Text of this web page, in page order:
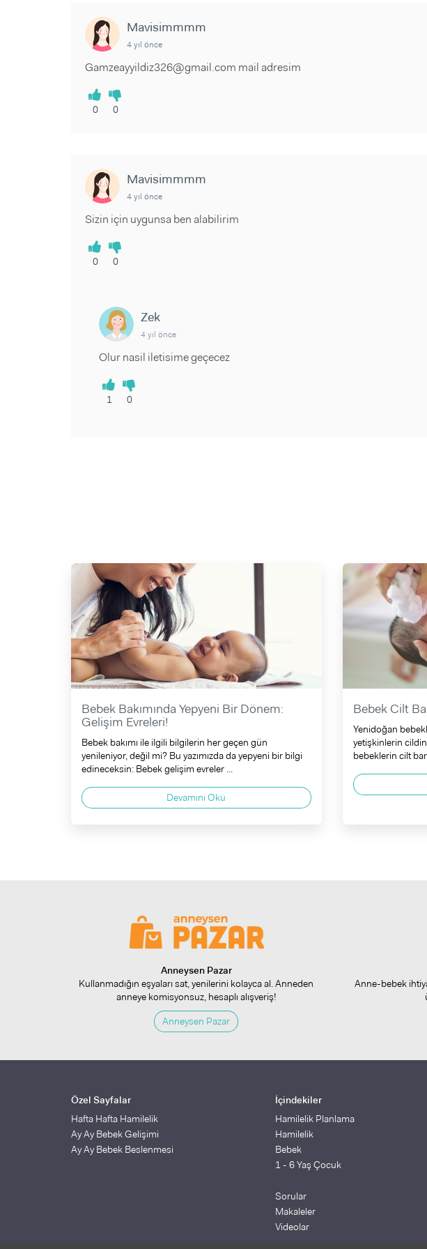
Mavisimmmm
4 yıl önce
Gamzeayyildiz326@gmail.com mail adresim
0 0
Mavisimmmm
4 yıl önce
Sizin için uygunsa ben alabilirim
0 0
Zek
4 yıl önce
Olur nasil iletisime geçecez
1 0
Bebek Bakımında Yepyeni Bir Dönem:
Gelişim Evreleri!
Bebek bakımı ile ilgili bilgilerin her geçen gün
yenileniyor, değil mi? Bu yazımızda da yepyeni bir bilgi
edineceksin: Bebek gelişim evreler ...
Devamını Oku
Bebek Cilt
Yenidoğan
yetişkinlerin
bebeklerin cilt
Anneysen Pazar
Kullanmadığın eşyaları sat, yenilerini kolayca al. Anneden
anneye komisyonsuz, hesaplı alışveriş!
Anneysen Pazar
Anne-bebek
Özel Sayfalar
Hafta Hafta Hamilelik
Ay Ay Bebek Gelişimi
Ay Ay Bebek Beslenmesi
İçindekiler
Hamilelik Planlama
Hamilelik
Bebek
1 - 6 Yaş Çocuk
Sorular
Makaleler
Videolar